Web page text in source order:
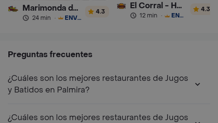
Marimonda del Mono
24 min · ENVÍO GRATIS
4.3
El Corral - Hamburguesa
12 min · ENVÍO GRATIS
4.3
Preguntas frecuentes
¿Cuáles son los mejores restaurantes de Jugos
y Batidos en Palmira?
¿Cuáles son los mejores restaurantes de Jugos